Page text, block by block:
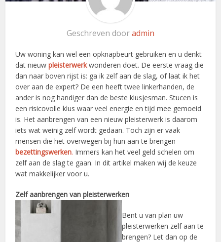
Geschreven dooradmin
Uw woning kan wel een opknapbeurt gebruiken en u denkt
dat nieuwpleisterwerkwonderen doet. De eerste vraag die
dan naar boven rijst is: ga ik zelf aan de slag, of laat ik het
over aan de expert? De een heeft twee linkerhanden, de
ander is nog handiger dan de beste klusjesman. Stucen is
een risicovolle klus waar veel energie en tijd mee gemoeid
is. Het aanbrengen van een nieuw pleisterwerk is daarom
iets wat weinig zelf wordt gedaan. Toch zijn er vaak
mensen die het overwegen bij hun aan te brengen
bezettingswerken. Immers kan het veel geld schelen om
zelf aan de slag te gaan. In dit artikel maken wij de keuze
wat makkelijker voor u.
Zelf aanbrengen van pleisterwerken
Bent u van plan uw
pleisterwerken zelf aan te
brengen? Let dan op de